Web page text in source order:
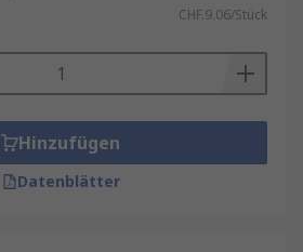
CHF.9.06/Stück
Hinzufügen
Datenblätter